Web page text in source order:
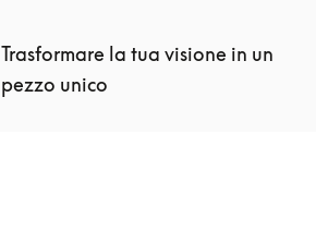
Trasformare la tua visione in un
pezzo unico